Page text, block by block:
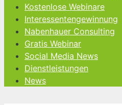
Kostenlose Webinare
Interessentengewinnung
Nabenhauer Consulting
Gratis Webinar
Social Media News
Dienstleistungen
News